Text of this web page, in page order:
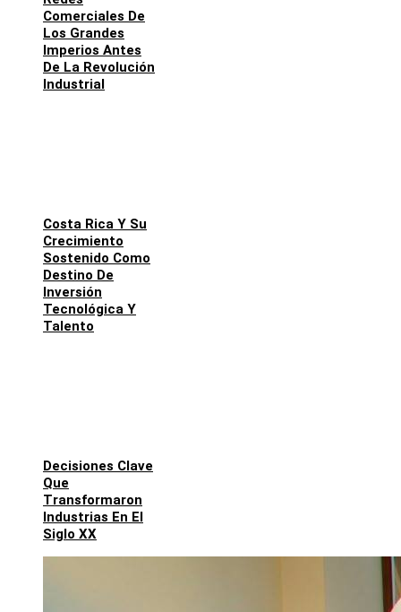
Comerciales De
Los Grandes
Imperios Antes
De La Revolución
Industrial
Costa Rica Y Su
Crecimiento
Sostenido Como
Destino De
Inversión
Tecnológica Y
Talento
Decisiones Clave
Que
Transformaron
Industrias En El
Siglo XX